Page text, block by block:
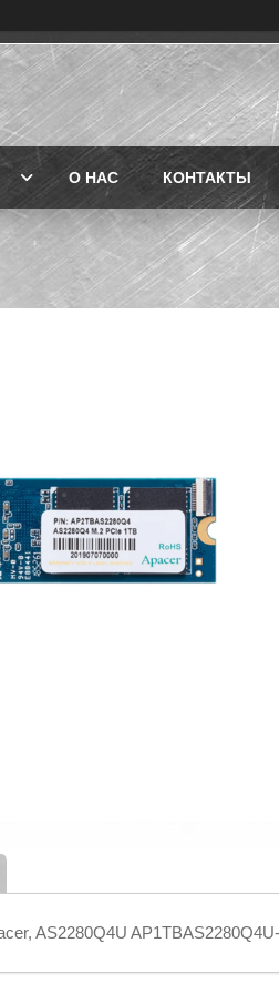
О НАС КОНТАКТЫ
AS2280Q4U